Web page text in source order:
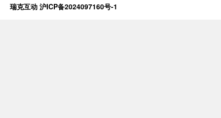
瑞克互动 沪ICP备2024097160号-1